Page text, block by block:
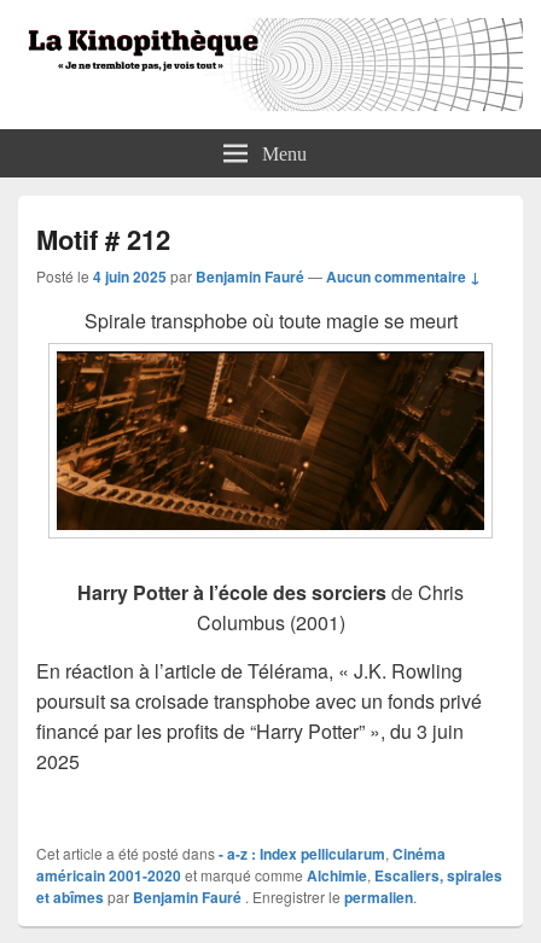
La KinopithèqueMenu
Motif # 212
Posté le 4 juin 2025par Benjamin Fauré—Aucun commentaire ↓
Spirale transphobe où toute magie se meurt
Harry Potter à l’école des sorciersde Chris
Columbus (2001)
En réaction à l’article de Télérama, « J.K. Rowling
poursuit sa croisade transphobe avec un fonds privé
financé par les profits de “Harry Potter” », du 3 juin
2025
Cet article a été posté dans- a-z : Index pellicularum, Cinéma
américain 2001-2020et marqué comme Alchimie, Escaliers, spirales
et abîmespar Benjamin Fauré . Enregistrer le permalien.